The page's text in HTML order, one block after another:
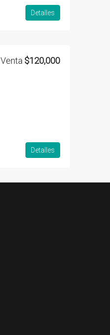
Detalles
Venta $120,000
Detalles